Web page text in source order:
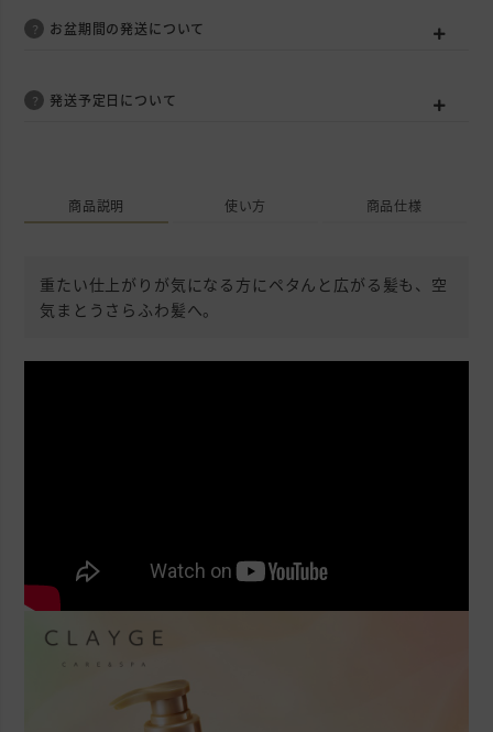
お盆期間の発送について
発送予定日について
商品説明 使い方 商品仕様
重たい仕上がりが気になる方にペタんと広がる髪も、空
気まとうさらふわ髪へ。